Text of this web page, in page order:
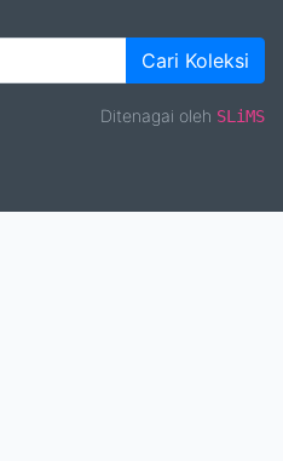
Cari Koleksi
Ditenagai oleh SLiMS